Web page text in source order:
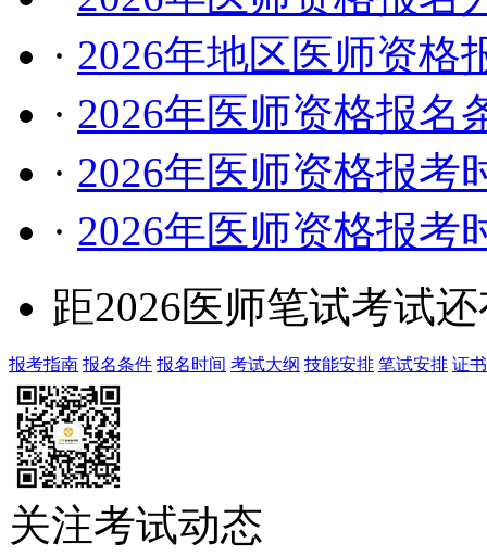
· 2026年地区医师资格
· 2026年医师资格报名
· 2026年医师资格报考
· 2026年医师资格报考
距2026医师笔试考试
报考指南 报名条件 报名时间 考试大纲 技能安排 笔试安排 证
关注考试动态